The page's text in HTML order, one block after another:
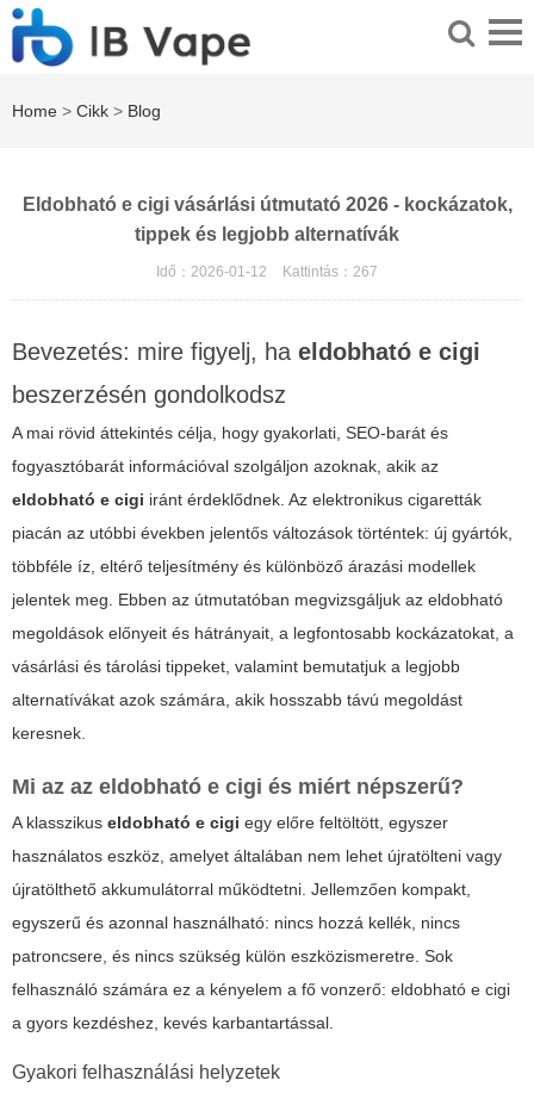
Home > Cikk > Blog
Eldobható e cigi vásárlási útmutató 2026 - kockázatok,
tippek és legjobb alternatívák
Idő：2026-01-12 Kattintás： 267
Bevezetés: mire figyelj, ha eldobható e cigi
beszerzésén gondolkodsz
A mai rövid áttekintés célja, hogy gyakorlati, SEO-barát és
fogyasztóbarát információval szolgáljon azoknak, akik az
eldobható e cigi iránt érdeklődnek. Az elektronikus cigaretták
piacán az utóbbi években jelentős változások történtek: új gyártók,
többféle íz, eltérő teljesítmény és különböző árazási modellek
jelentek meg. Ebben az útmutatóban megvizsgáljuk az eldobható
megoldások előnyeit és hátrányait, a legfontosabb kockázatokat, a
vásárlási és tárolási tippeket, valamint bemutatjuk a legjobb
alternatívákat azok számára, akik hosszabb távú megoldást
keresnek.
Mi az az eldobható e cigi és miért népszerű?
A klasszikus eldobható e cigi egy előre feltöltött, egyszer
használatos eszköz, amelyet általában nem lehet újratölteni vagy
újratölthető akkumulátorral működtetni. Jellemzően kompakt,
egyszerű és azonnal használható: nincs hozzá kellék, nincs
patroncsere, és nincs szükség külön eszközismeretre. Sok
felhasználó számára ez a kényelem a fő vonzerő: eldobható e cigi
a gyors kezdéshez, kevés karbantartással.
Gyakori felhasználási helyzetek